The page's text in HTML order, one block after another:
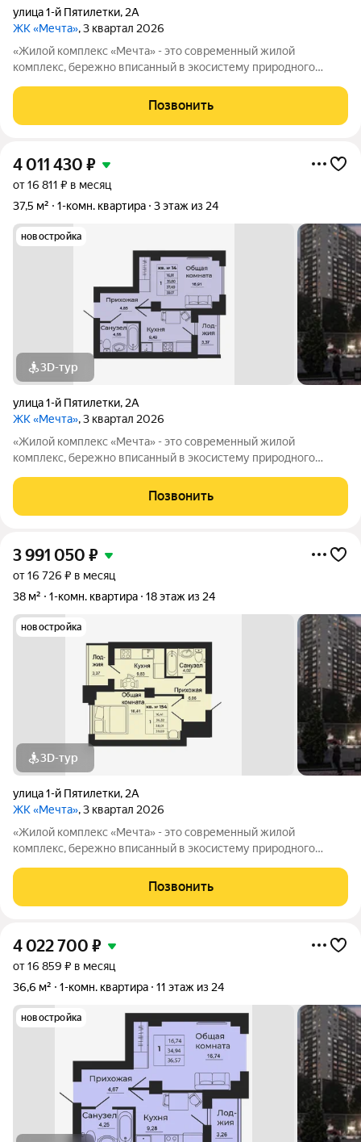
улица 1-й Пятилетки, 2А
ЖК «Мечта», 3 квартал 2026
«Жилой комплекс «Мечта» - это современный жилой
комплекс, бережно вписанный в экосистему природного
Пятилетки. Находясь в 10-ти минутах езды от центра одного из
крупнейших мегаполисов юга
Позвонить
4 011 430 ₽
от 16 811 ₽ в месяц
37,5 м²
1-комн. квартира 3 этаж из 24
новостройка
3D-тур
улица 1-й Пятилетки, 2А
ЖК «Мечта», 3 квартал 2026
«Жилой комплекс «Мечта» - это современный жилой
комплекс, бережно вписанный в экосистему природного
Пятилетки. Находясь в 10-ти минутах езды от центра одного из
крупнейших мегаполисов юга
Позвонить
3 991 050 ₽
от 16 726 ₽ в месяц
38 м²
1-комн. квартира 18 этаж из 24
новостройка
3D-тур
улица 1-й Пятилетки, 2А
ЖК «Мечта», 3 квартал 2026
«Жилой комплекс «Мечта» - это современный жилой
комплекс, бережно вписанный в экосистему природного
Пятилетки. Находясь в 10-ти минутах езды от центра одного из
крупнейших мегаполисов юга
Позвонить
4 022 700 ₽
от 16 859 ₽ в месяц
36,6 м²
1-комн. квартира 11 этаж из 24
новостройка